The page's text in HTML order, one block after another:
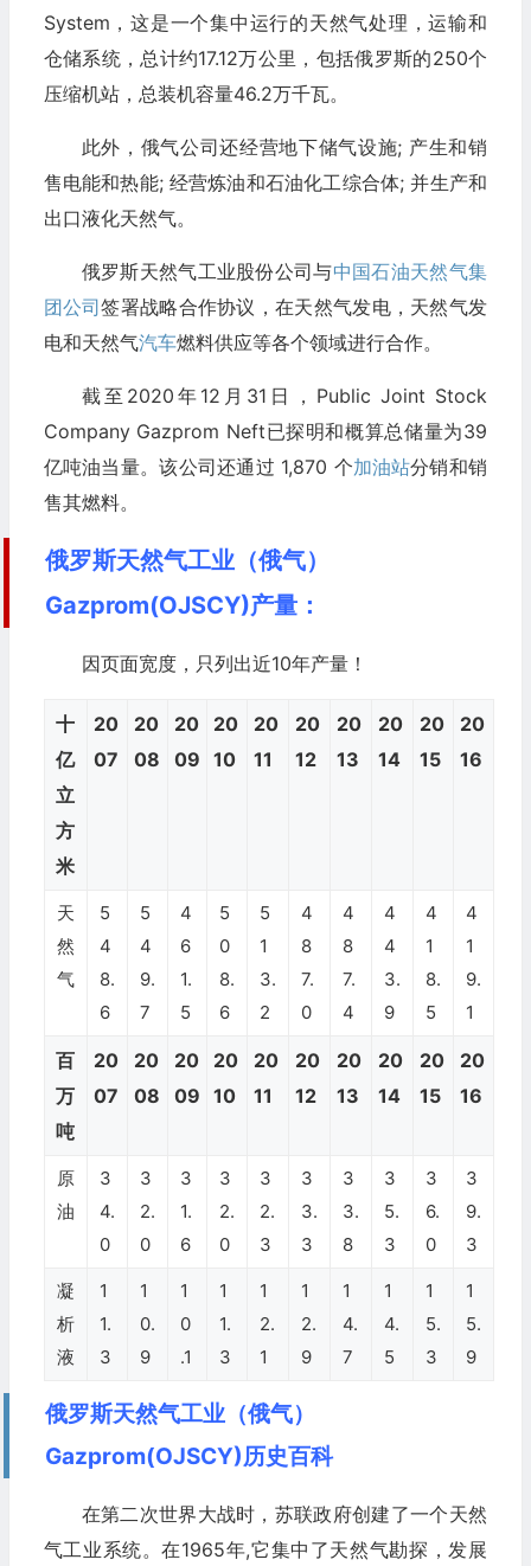
System，这是一个集中运行的天然气处理，运输和
仓储系统，总计约17.12万公里，包括俄罗斯的250个
压缩机站，总装机容量46.2万千瓦。
此外，俄气公司还经营地下储气设施; 产生和销
售电能和热能; 经营炼油和石油化工综合体; 并生产和
出口液化天然气。
俄罗斯天然气工业股份公司与中国石油天然气集
团公司签署战略合作协议，在天然气发电，天然气发
电和天然气汽车燃料供应等各个领域进行合作。
截至2020年12月31日，Public Joint Stock
Company Gazprom Neft已探明和概算总储量为39
亿吨油当量。该公司还通过 1,870 个加油站分销和销
售其燃料。
俄罗斯天然气工业（俄气）
Gazprom(OJSCY)产量：
因页面宽度，只列出近10年产量！
十
亿
立
方
米
20
07
20
08
20
09
20
10
20
11
20
12
20
13
20
14
20
15
20
16
天
然
气
5
4
8.
6
5
4
9.
7
4
6
1.
5
5
0
8.
6
5
1
3.
2
4
8
7.
0
4
8
7.
4
4
4
3.
9
4
1
8.
5
4
1
9.
1
百
万
吨
20
07
20
08
20
09
20
10
20
11
20
12
20
13
20
14
20
15
20
16
原
油
3
4.
0
3
2.
0
3
1.
6
3
2.
0
3
2.
3
3
3.
3
3
3.
8
3
5.
3
3
6.
0
3
9.
3
凝
析
液
1
1.
3
1
0.
9
1
0
.1
1
1.
3
1
2.
1
1
2.
9
1
4.
7
1
4.
5
1
5.
3
1
5.
9
俄罗斯天然气工业（俄气）
Gazprom(OJSCY)历史百科
在第二次世界大战时，苏联政府创建了一个天然
气工业系统。在1965年,它集中了天然气勘探，发展